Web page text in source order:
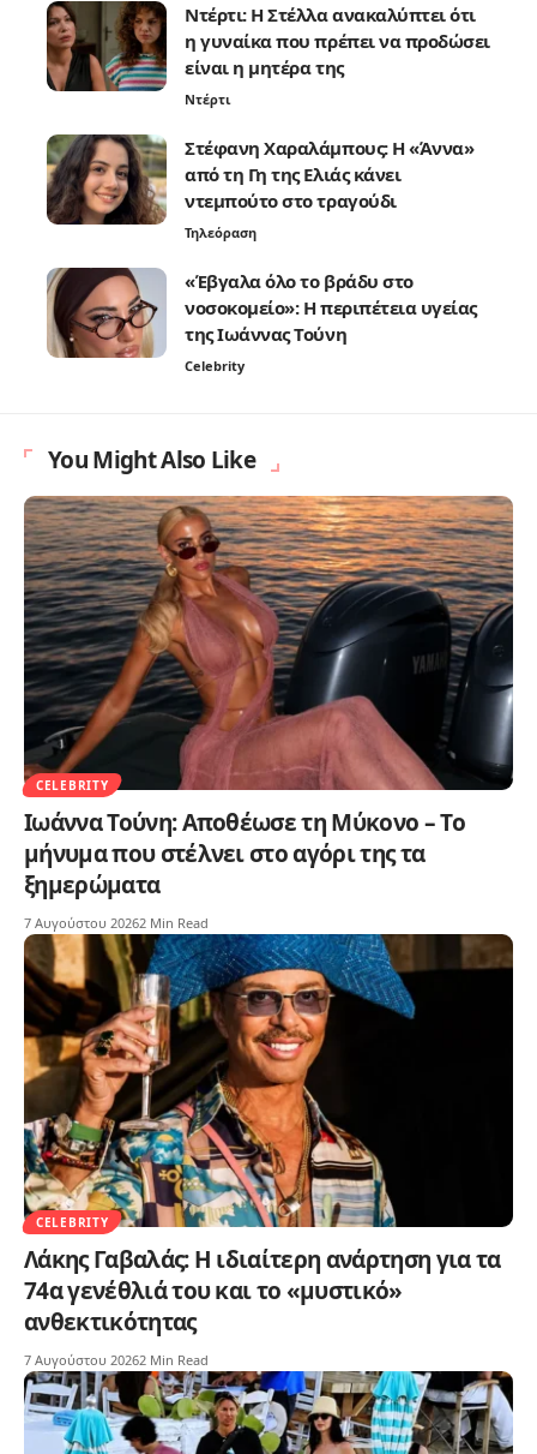
Ντέρτι: Η Στέλλα ανακαλύπτει ότι
η γυναίκα που πρέπει να προδώσει
είναι η μητέρα της
Ντέρτι
Στέφανη Χαραλάμπους: Η «Άννα»
από τη Γη της Ελιάς κάνει
ντεμπούτο στο τραγούδι
Τηλεόραση
«Έβγαλα όλο το βράδυ στο
νοσοκομείο»: Η περιπέτεια υγείας
της Ιωάννας Τούνη
Celebrity
You Might Also Like
CELEBRITY
Ιωάννα Τούνη: Αποθέωσε τη Μύκονο – Το
μήνυμα που στέλνει στο αγόρι της τα
ξημερώματα
7 Αυγούστου 20262 Min Read
CELEBRITY
Λάκης Γαβαλάς: Η ιδιαίτερη ανάρτηση για τα
74α γενέθλιά του και το «μυστικό»
ανθεκτικότητας
7 Αυγούστου 20262 Min Read